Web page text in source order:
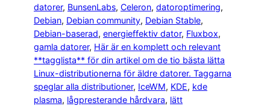
datorer, BunsenLabs, Celeron, datoroptimering
Debian, Debian community, Debian Stable
Debian-baserad, energieffektiv dator, Fluxbox
gamla datorer, Här är en komplett och relevant
**tagglista** för din artikel om de tio bästa lätta
Linux-distributionerna för äldre datorer. Taggarna
speglar alla distributioner, IceWM, KDE, kde
plasma, lågpresterande hårdvara, lätt